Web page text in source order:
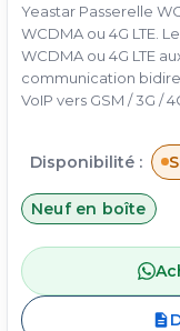
Yeastar Passerelle
WCDMA ou 4G LTE.
WCDMA ou 4G LTE
communication
VoIP vers GSM / 3G /
Disponibilité :
Neuf en boîte